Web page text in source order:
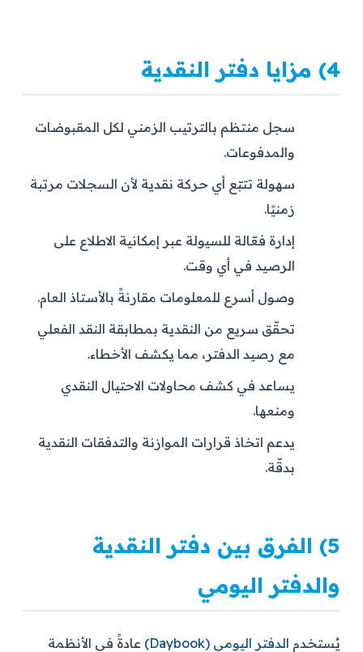
4) مزايا دفتر النقدية
سجل منتظم بالترتيب الزمني لكل المقبوضات
والمدفوعات.
سهولة تتبّع أي حركة نقدية لأن السجلات مرتبة
زمنيًا.
إدارة فعّالة للسيولة عبر إمكانية الاطلاع على
الرصيد في أي وقت.
وصول أسرع للمعلومات مقارنةً بالأستاذ العام.
تحقّق سريع من النقدية بمطابقة النقد الفعلي
مع رصيد الدفتر، مما يكشف الأخطاء.
يساعد في كشف محاولات الاحتيال النقدي
ومنعها.
يدعم اتخاذ قرارات الموازنة والتدفقات النقدية
بدقّة.
5) الفرق بين دفتر النقدية
والدفتر اليومي
يُستخدم الدفتر اليومي (Daybook)
عادةً في الأنظمة